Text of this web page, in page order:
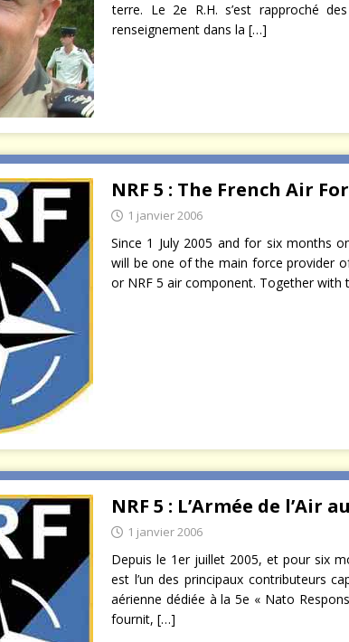
terre. Le 2e R.H. s’est rapproché
renseignement dans la […]
NRF 5 : The French Air
1 janvier 2006
Since 1 July 2005 and for six months
will be one of the main force provider
or NRF 5 air component. Together with
NRF 5 : L’Armée de l’Air
1 janvier 2006
Depuis le 1er juillet 2005, et pour six
est l’un des principaux contributeurs
aérienne dédiée à la 5e « Nato
fournit, […]